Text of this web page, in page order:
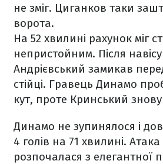
не зміг. Циганков таки
ворота.
На 52 хвилині рахунок міг
непристойним. Після
Андрієвський замикав
стійці. Гравець Динамо
кут, проте Кринський
Динамо не зупинялося і
4 голів на 71 хвилині.
розпочалася з елегантної